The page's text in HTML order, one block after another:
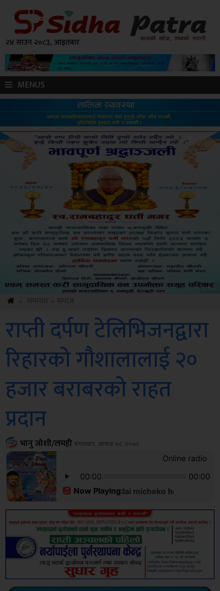
२४ साउन २०८३, आइतबार
MENUS
Sdc
राप्ती दर्पण टेलिभिजनद्वारा
रिहारको गौशालालाई २०
हजार बराबरको राहत
प्रदान
भानु जोशी/लमहीमंगलबार, आषाढ ०८, २०७८